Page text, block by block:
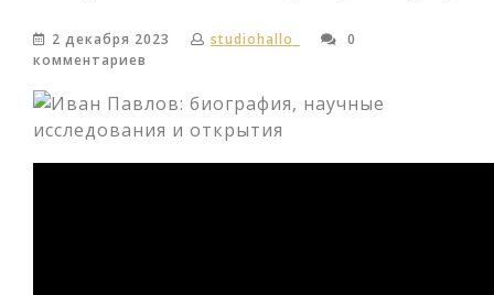
2 декабря 2023 studiohallo_
0
комментариев